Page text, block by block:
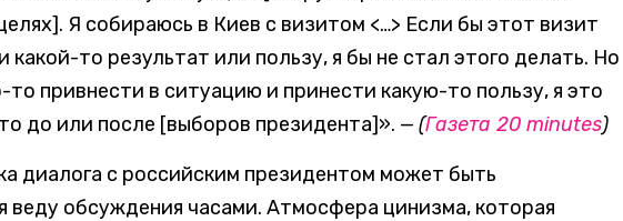
Я собираюсь в Киев с визитом <…> Если бы этот визит
какой-то результат или пользу, я бы не стал этого делать. Но
то привнести в ситуацию и принести какую-то пользу, я это
до или после [выборов президента]». — (Газета 20 minutes)
диалога с российским президентом может быть
веду обсуждения часами. Атмосфера цинизма, которая